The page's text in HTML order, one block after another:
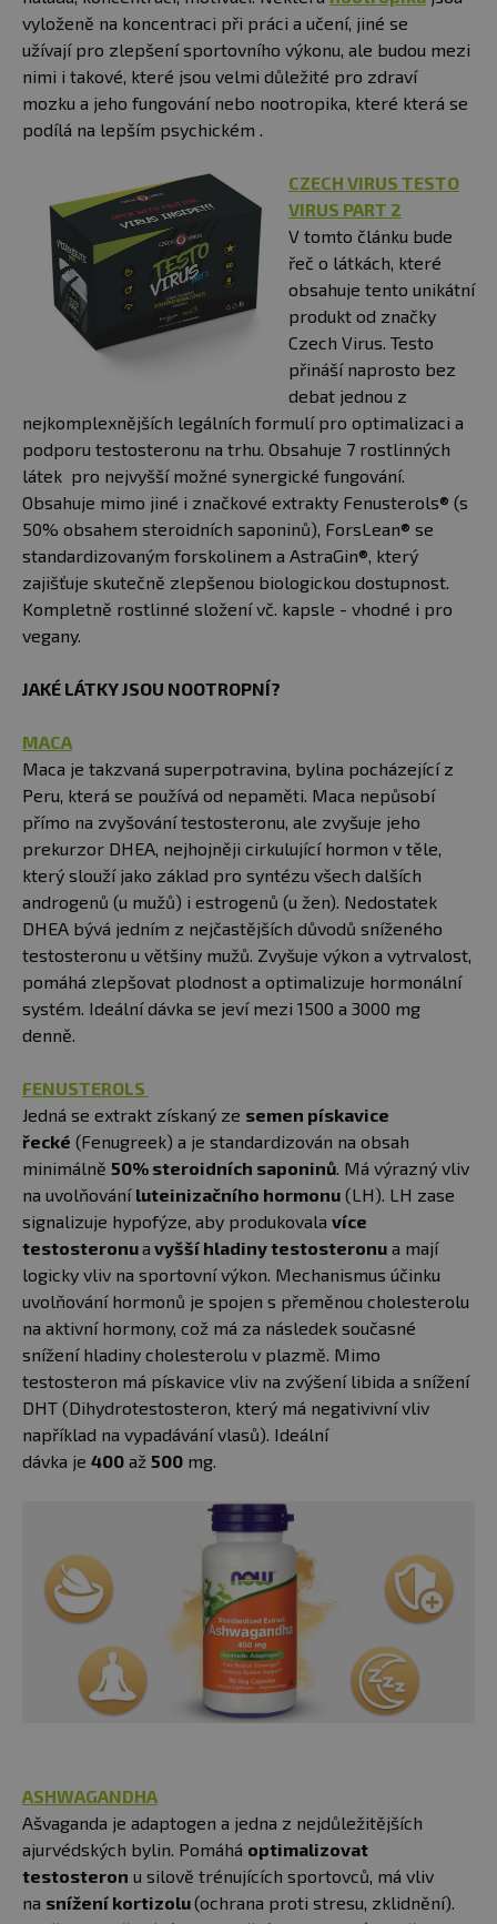
vyloženě na koncentraci při práci a učení, jiné se
užívají pro zlepšení sportovního výkonu, ale budou mezi
nimi i takové, které jsou velmi důležité pro zdraví
mozku a jeho fungování nebo nootropika, které která se
podílá na lepším psychickém .
CZECH VIRUS TESTO
VIRUS PART 2
V tomto článku bude
řeč o látkách, které
obsahuje tento unikátní
produkt od značky
Czech Virus. Testo
přináší naprosto bez
debat jednou z
nejkomplexnějších legálních formulí pro optimalizaci a
podporu testosteronu na trhu. Obsahuje 7 rostlinných
látek pro nejvyšší možné synergické fungování.
Obsahuje mimo jiné i značkové extrakty Fenusterols® (s
50% obsahem steroidních saponinů), ForsLean® se
standardizovaným forskolinem a AstraGin®, který
zajišťuje skutečně zlepšenou biologickou dostupnost.
Kompletně rostlinné složení vč. kapsle - vhodné i pro
vegany.
JAKÉ LÁTKY JSOU NOOTROPNÍ?
MACA
Maca je takzvaná superpotravina, bylina pocházející z
Peru, která se používá od nepaměti. Maca nepůsobí
přímo na zvyšování testosteronu, ale zvyšuje jeho
prekurzor DHEA, nejhojněji cirkulující hormon v těle,
který slouží jako základ pro syntézu všech dalších
androgenů (u mužů) i estrogenů (u žen). Nedostatek
DHEA bývá jedním z nejčastějších důvodů sníženého
testosteronu u většiny mužů. Zvyšuje výkon a vytrvalost,
pomáhá zlepšovat plodnost a optimalizuje hormonální
systém. Ideální dávka se jeví mezi 1500 a 3000 mg
denně.
FENUSTEROLS
Jedná se extrakt získaný ze semen pískavice
řecké (Fenugreek) a je standardizován na obsah
minimálně 50% steroidních saponinů. Má výrazný vliv
na uvolňování luteinizačního hormonu (LH). LH zase
signalizuje hypofýze, aby produkovala více
testosteronua vyšší hladiny testosteronu a mají
logicky vliv na sportovní výkon. Mechanismus účinku
uvolňování hormonů je spojen s přeměnou cholesterolu
na aktivní hormony, což má za následek současné
snížení hladiny cholesterolu v plazmě. Mimo
testosteron má pískavice vliv na zvýšení libida a snížení
DHT (Dihydrotestosteron, který má negativivní vliv
například na vypadávání vlasů). Ideální
dávka je 400 až 500 mg.
ASHWAGANDHA
Ašvaganda je adaptogen a jedna z nejdůležitějších
ajurvédských bylin. Pomáhá optimalizovat
testosteron u silově trénujících sportovců, má vliv
na snížení kortizolu(ochrana proti stresu, zklidnění).